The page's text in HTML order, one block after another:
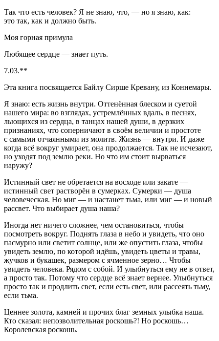
Так что есть человек? Я не знаю, что, — но я знаю, как:
это так, как и должно быть.
Моя горная примула
Любящее сердце — знает путь.
7.03.**
Эта книга посвящается Байлу Сирше Кревану, из Коннемары.
Я знаю: есть жизнь внутри. Оттенённая блеском и суетой
нашего мира: во взглядах, устремлённых вдаль, в песнях,
льющихся из сердца, в танцах нашей души, в дерзких
признаниях, что соперничают в своём величии и простоте
с самыми отчаянными из молитв. Жизнь — внутри. И даже
когда всё вокруг умирает, она продолжается. Так не исчезают,
но уходят под землю реки. Но что им стоит вырваться
наружу?
Истинный свет не обретается на восходе или закате —
истинный свет растворён в сумерках. Сумерки — душа
человеческая. Но миг — и настанет тьма, или миг — и новый
рассвет. Что выбирает душа наша?
Иногда нет ничего сложнее, чем остановиться, чтобы
посмотреть вокруг. Поднять глаза в небо и увидеть, что оно
пасмурно или светит солнце, или же опустить глаза, чтобы
увидеть землю, по которой идёшь, увидеть цветы и травы,
жучков и букашек, размером с ячменное зерно… Чтобы
увидеть человека. Рядом с собой. И улыбнуться ему не в ответ,
а просто так. Потому что сердце всё знает вернее. Улыбнуться
просто так и продлить свет, если есть свет, или рассеять тьму,
если тьма.
Ценнее золота, камней и прочих благ земных улыбка наша.
Кто сказал: непозволительная роскошь?! Но роскошь…
Королевская роскошь.